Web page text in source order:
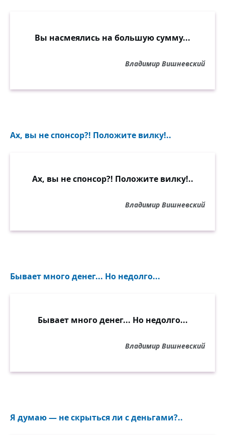
Вы насмеялись на большую сумму...
Владимир Вишневский
Ах, вы не спонсор?! Положите вилку!..
Ах, вы не спонсор?! Положите вилку!..
Владимир Вишневский
Бывает много денег... Но недолго...
Бывает много денег... Но недолго...
Владимир Вишневский
Я думаю — не скрыться ли с деньгами?..